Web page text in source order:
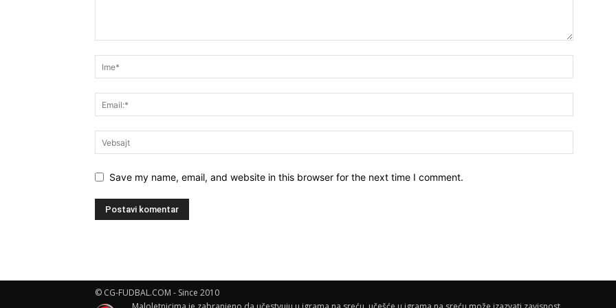
Save my name, email, and website in this browser for the next time I comment.
© CG-FUDBAL.COM - Since 2010